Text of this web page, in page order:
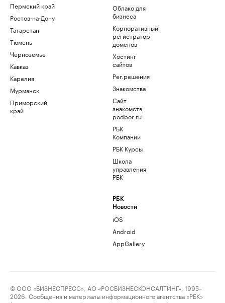
Пермский край
Ростов-на-Дону
Татарстан
Тюмень
Черноземье
Кавказ
Карелия
Мурманск
Приморский
край
Облако для
бизнеса
Корпоративный
регистратор
доменов
Хостинг
сайтов
Рег.решения
Знакомства
Сайт
знакомств
podbor.ru
РБК
Компании
РБК Курсы
Школа
управления
РБК
РБК
Новости
iOS
Android
AppGallery
© ООО «БИЗНЕСПРЕСС», АО «РОСБИЗНЕСКОНСАЛТИНГ», 1995–
2026. Сообщения и материалы информационного агентства «РБК»